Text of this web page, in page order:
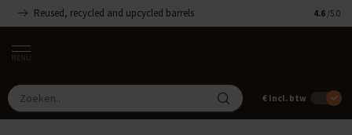
Reused, recycled and upcycled barrels 4.6 /5.0
MENU
€ Incl. btw